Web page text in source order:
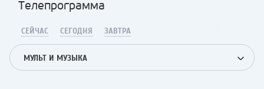
Телепрограмма
СЕЙЧАС СЕГОДНЯ ЗАВТРА
МУЛЬТ И МУЗЫКА